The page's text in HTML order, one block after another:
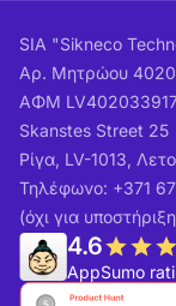
SIA "Sikneco
Αρ. Μητρώου
ΑΦΜ
Skanstes Street 25
Ρίγα, LV-1013,
Τηλέφωνο: +371
(όχι για
4.6
AppSumo